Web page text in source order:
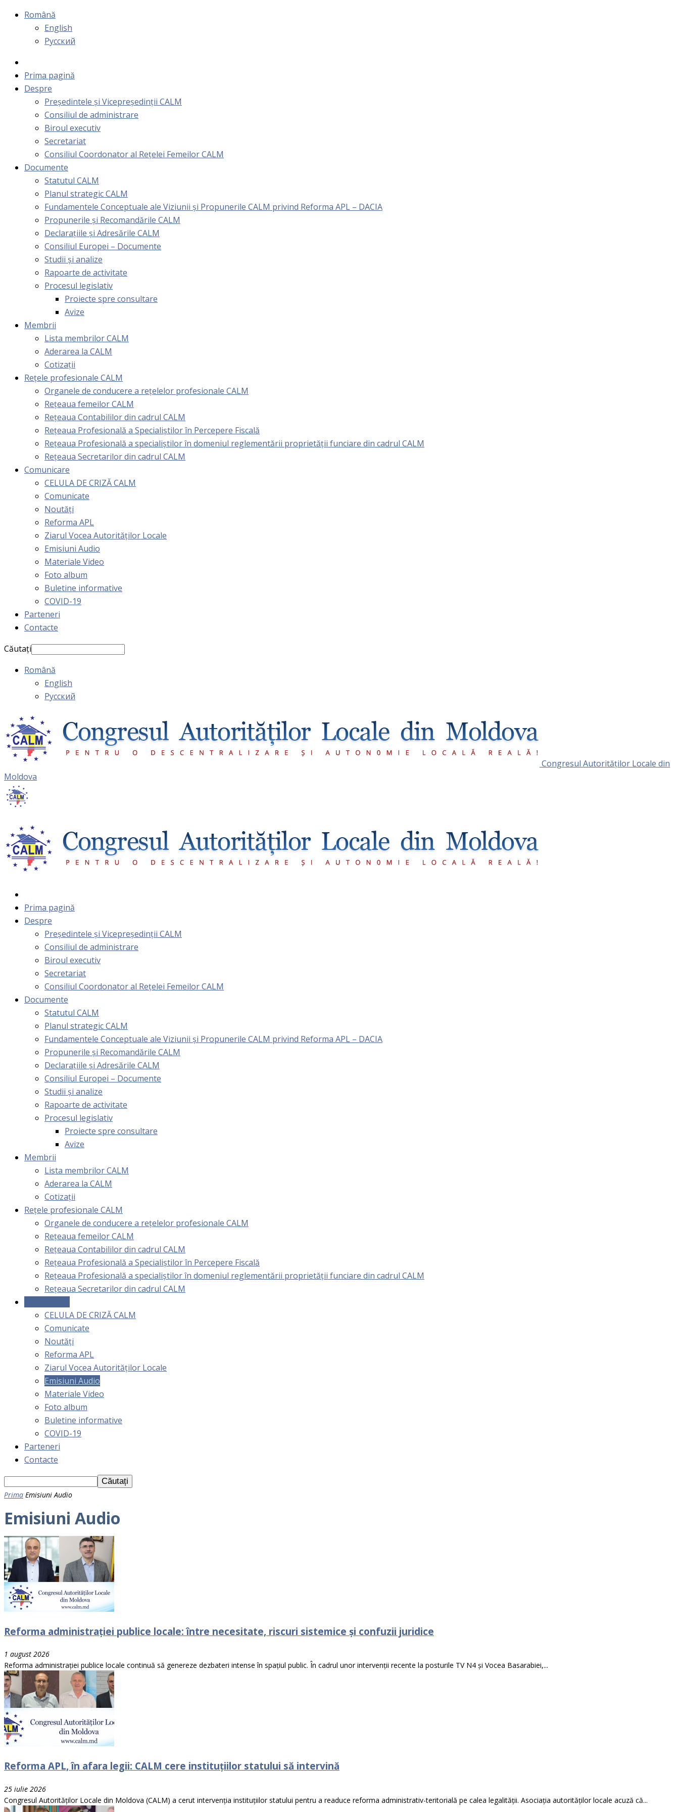
Română
English
Русский
Prima pagină
Despre
Președintele și Vicepreședinții CALM
Consiliul de administrare
Biroul executiv
Secretariat
Consiliul Coordonator al Rețelei Femeilor CALM
Documente
Statutul CALM
Planul strategic CALM
Fundamentele Conceptuale ale Viziunii și Propunerile CALM privind Reforma APL – DACIA
Propunerile și Recomandările CALM
Declarațiile și Adresările CALM
Consiliul Europei – Documente
Studii și analize
Rapoarte de activitate
Procesul legislativ
Proiecte spre consultare
Avize
Membrii
Lista membrilor CALM
Aderarea la CALM
Cotizaţii
Rețele profesionale CALM
Organele de conducere a rețelelor profesionale CALM
Rețeaua femeilor CALM
Rețeaua Contabililor din cadrul CALM
Rețeaua Profesională a Specialiștilor în Percepere Fiscală
Reţeaua Profesională a specialiştilor în domeniul reglementării proprietăţii funciare din cadrul CALM
Rețeaua Secretarilor din cadrul CALM
Comunicare
CELULA DE CRIZĂ CALM
Comunicate
Noutăți
Reforma APL
Ziarul Vocea Autorităților Locale
Emisiuni Audio
Materiale Video
Foto album
Buletine informative
COVID-19
Parteneri
Contacte
Căutați
Română
English
Русский
Congresul Autorităţilor Locale din
Moldova
Prima pagină
Despre
Președintele și Vicepreședinții CALM
Consiliul de administrare
Biroul executiv
Secretariat
Consiliul Coordonator al Rețelei Femeilor CALM
Documente
Statutul CALM
Planul strategic CALM
Fundamentele Conceptuale ale Viziunii și Propunerile CALM privind Reforma APL – DACIA
Propunerile și Recomandările CALM
Declarațiile și Adresările CALM
Consiliul Europei – Documente
Studii și analize
Rapoarte de activitate
Procesul legislativ
Proiecte spre consultare
Avize
Membrii
Lista membrilor CALM
Aderarea la CALM
Cotizaţii
Rețele profesionale CALM
Organele de conducere a rețelelor profesionale CALM
Rețeaua femeilor CALM
Rețeaua Contabililor din cadrul CALM
Rețeaua Profesională a Specialiștilor în Percepere Fiscală
Reţeaua Profesională a specialiştilor în domeniul reglementării proprietăţii funciare din cadrul CALM
Rețeaua Secretarilor din cadrul CALM
CELULA DE CRIZĂ CALM
Comunicate
Noutăți
Reforma APL
Ziarul Vocea Autorităților Locale
Emisiuni Audio
Materiale Video
Foto album
Buletine informative
COVID-19
Parteneri
Contacte
Prima Emisiuni Audio
Emisiuni Audio
Reforma administrației publice locale: între necesitate, riscuri sistemice și confuzii juridice
1 august 2026
Reforma administrației publice locale continuă să genereze dezbateri intense în spațiul public. În cadrul unor intervenții recente la posturile TV N4 și Vocea Basarabiei,...
Reforma APL, în afara legii: CALM cere instituțiilor statului să intervină
25 iulie 2026
Congresul Autorităților Locale din Moldova (CALM) a cerut intervenția instituțiilor statului pentru a readuce reforma administrativ-teritorială pe calea legalității. Asociația autorităților locale acuză că...